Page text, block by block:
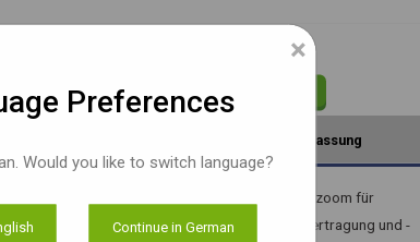
Anpassung
fachem optischen Zoom und 32-fachem Digitalzoom für
von Bildgebungsanwendungen wie Sportübertragung und -
×
Preferences
Would you like to switch language?
Continue in German